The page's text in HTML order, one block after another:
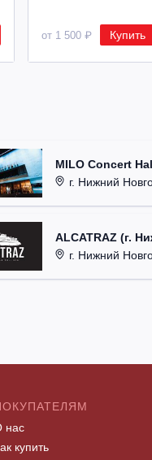
от 1 500 ₽ Купить
MILO Concert
г. Нижний
ALCATRAZ (г.
г. Нижний
нас
купить